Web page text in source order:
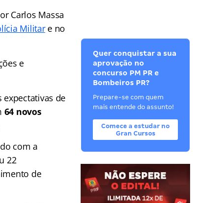
Carlos Massa
Militare no
e
expectativas de
64 novos
com a
22
de
Quer conquistar a sua
aprovação no
concurso PM PR e
Bombeiros PR?
Prepare-se com quem
mais entende do assunto!
Comece a estudar no
Gran Cursos